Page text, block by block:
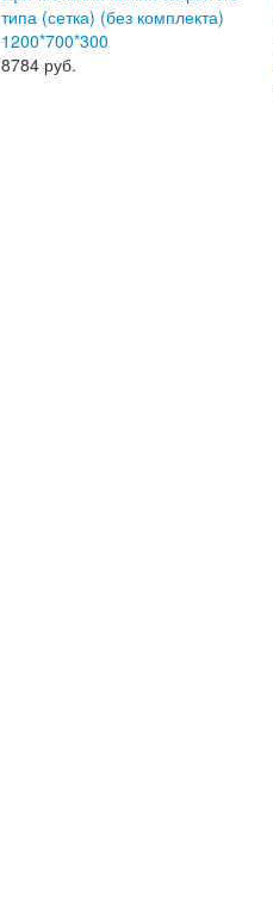
типа (сетка) (без комплекта)
1200*700*300
8784 руб.